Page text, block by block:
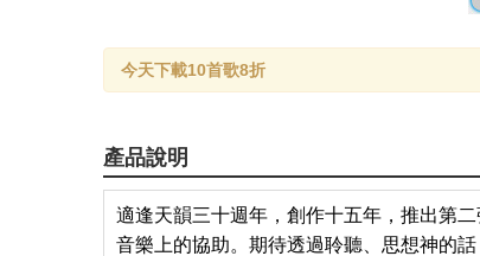
今天下載10首歌8折
產品說明
適逢天韻三十週年，創作十五年，推出第
音樂上的協助。期待透過聆聽、思想神的話